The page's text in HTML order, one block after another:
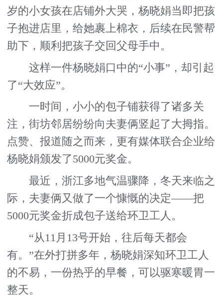
岁的小女孩在店铺外大哭，杨晓娟当即把孩
子抱进店里，给她裹上棉衣，后续在民警帮
助下，顺利把孩子交回父母手中。
这样一件杨晓娟口中的“小事”，却引起
了“大效应”。
一时间，小小的包子铺获得了诸多关
注，街坊邻居纷纷向夫妻俩竖起了大拇指。
点赞、报道随之而来，更有媒体联合企业给
杨晓娟颁发了5000元奖金。
最近，浙江多地气温骤降，冬天来临之
际，夫妻俩又做了一个慷慨的决定——把
5000元奖金折成包子送给环卫工人。
“从11月13号开始，往后每天都会
有。”在外打拼多年，杨晓娟深知环卫工人
的不易，一份热乎的早餐，可以驱寒暖胃一
整天。